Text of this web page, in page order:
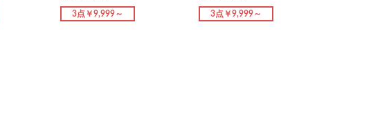
3点￥9,999～ 3点￥9,999～